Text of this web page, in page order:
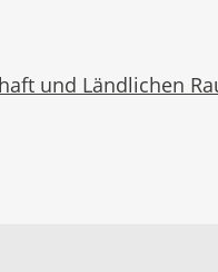
und Ländlichen